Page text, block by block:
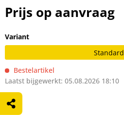
Prijs op aanvraag
Variant
Standard
Bestelartikel
Laatst bijgewerkt: 05.08.2026 18:10